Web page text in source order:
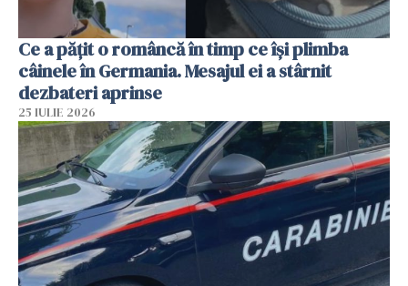
Ce a pățit o româncă în timp ce își plimba
câinele în Germania. Mesajul ei a stârnit
dezbateri aprinse
25 IULIE 2026